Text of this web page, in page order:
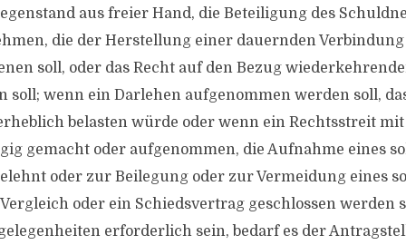
aus freier Hand, die Beteiligung des
die der Herstellung einer dauernden
soll, oder das Recht auf den Bezug
soll; wenn ein Darlehen aufgenommen werden soll,
belasten würde oder wenn ein Rechtsstreit
gemacht oder aufgenommen, die Aufnahme eines
oder zur Beilegung oder zur Vermeidung eines
oder ein Schiedsvertrag geschlossen werden
erforderlich sein, bedarf es der